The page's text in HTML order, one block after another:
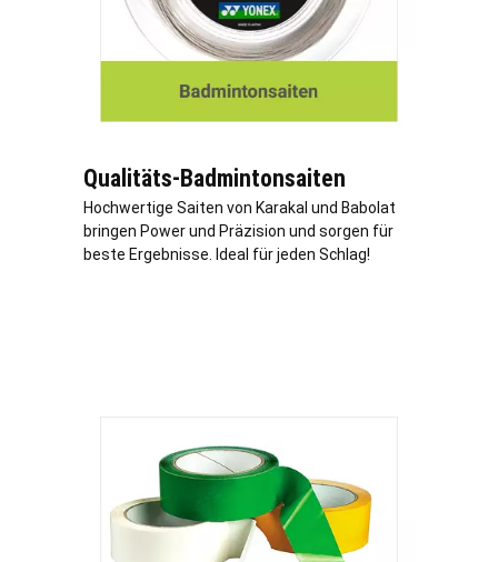
Qualitäts-Badmintonsaiten
Hochwertige Saiten von Karakal und Babolat
bringen Power und Präzision und sorgen für
beste Ergebnisse. Ideal für jeden Schlag!